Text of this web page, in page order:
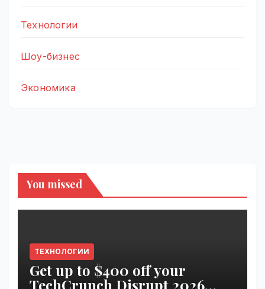
Технологии
Шоу-бизнес
Экономика
You missed
ТЕХНОЛОГИИ
Get up to $400 off your
TechCrunch Disrupt 2026